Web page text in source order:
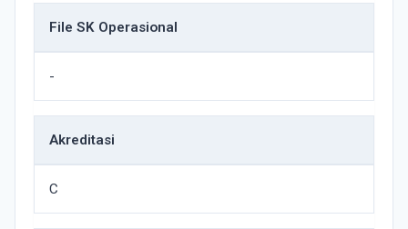
File SK Operasional
-
Akreditasi
C